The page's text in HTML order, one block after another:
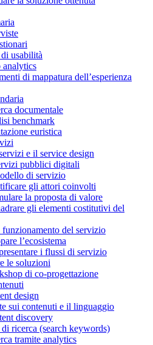
usabilità
analytics
di mappatura dell’esperienza
documentale
benchmark
euristica
e il service design
pubblici digitali
di servizio
gli attori coinvolti
la proposta di valore
gli elementi costitutivi del
del servizio
l’ecosistema
i flussi di servizio
le soluzioni
di co-progettazione
design
sui contenuti e il linguaggio
discovery
ricerca (search keywords)
tramite analytics